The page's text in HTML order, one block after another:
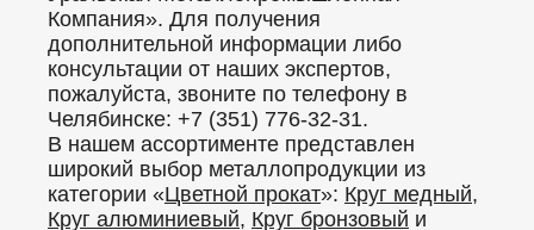
Компания». Для получения
дополнительной информации либо
консультации от наших экспертов,
пожалуйста, звоните по телефону в
Челябинске: +7 (351) 776-32-31.
В нашем ассортименте представлен
широкий выбор металлопродукции из
категории «Цветной прокат»: Круг медный,
Круг алюминиевый, Круг бронзовый и